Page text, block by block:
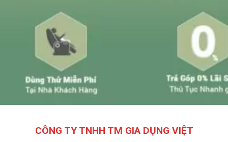
CÔNG TY TNHH TM GIA DỤNG VIỆT